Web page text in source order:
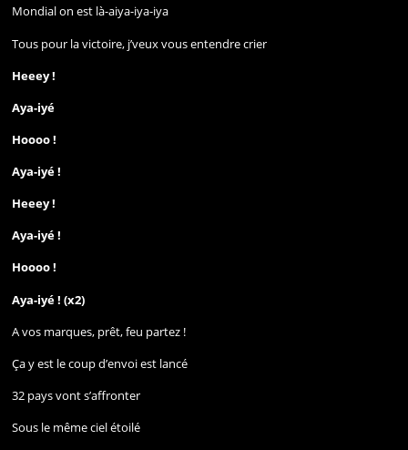
Mondial on est là-aiya-iya-iya
Tous pour la victoire, j’veux vous entendre crier
Heeey !
Aya-iyé
Hoooo !
Aya-iyé !
Heeey !
Aya-iyé !
Hoooo !
Aya-iyé ! (x2)
A vos marques, prêt, feu partez !
Ça y est le coup d’envoi est lancé
32 pays vont s’affronter
Sous le même ciel étoilé